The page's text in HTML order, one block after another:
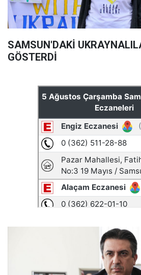
SAMSUN'DAKİ
GÖSTERDİ